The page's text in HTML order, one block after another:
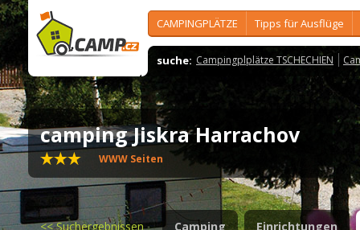
CAMPINGPLÄTZE Tipps für Ausflüge
suche: Campingplplätze TSCHECHIEN
camping Jiskra Harrachov
WWW Seiten
<<Suchergebnissen Camping Einrichtungen